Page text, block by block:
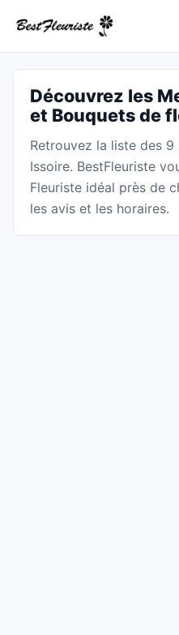
Découvrez les
et Bouquets de
Retrouvez la liste des 9
Issoire. BestFleuriste
Fleuriste idéal près de
les avis et les horaires.